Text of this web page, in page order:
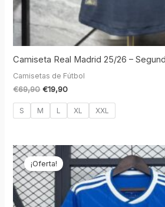
Camiseta Real Madrid 25/26 –
Camisetas de Fútbol
€69,90 €19,90
S M L XL XXL
¡Oferta!
El
precio
original
era:
€69,90.
El
precio
actual
es:
€19,90.